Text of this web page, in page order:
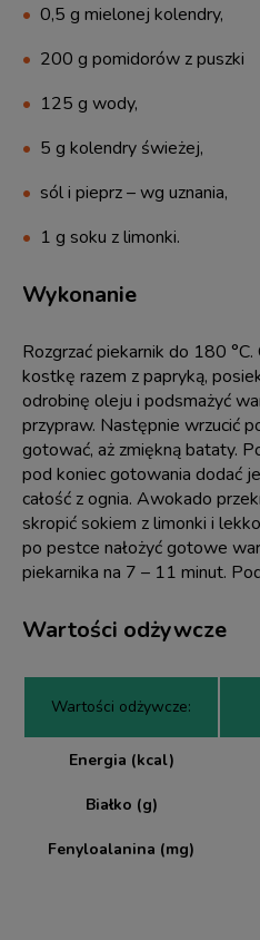
0,5 g mielonej kolendry,
200 g pomidorów z puszki
125 g wody,
5 g kolendry świeżej,
sól i pieprz – wg uznania,
1 g soku z limonki.
Wykonanie
Rozgrzać piekarnik do 180
kostkę razem z papryką,
odrobinę oleju i podsmażyć
przypraw. Następnie wrzucić
gotować, aż zmiękną bataty.
pod koniec gotowania dodać
całość z ognia. Awokado
skropić sokiem z limonki i
po pestce nałożyć gotowe
piekarnika na 7 – 11 minut.
Wartości odżywcze
Wartości odżywcze:
Energia (kcal)
Białko (g)
Fenyloalanina (mg)